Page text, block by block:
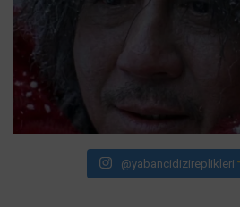
@yabancidizireplikleri